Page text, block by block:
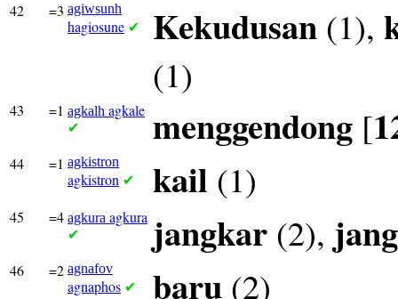
42 =3 agiwsunh
hagiosune ✔ Kekudusan (1),
(1)
43 =1 agkalh agkale
✔ menggendong [
44 =1 agkistron
agkistron ✔ kail (1)
45 =4 agkura agkura
✔ jangkar (2),
46 =2 agnafov
agnaphos ✔ baru (2)